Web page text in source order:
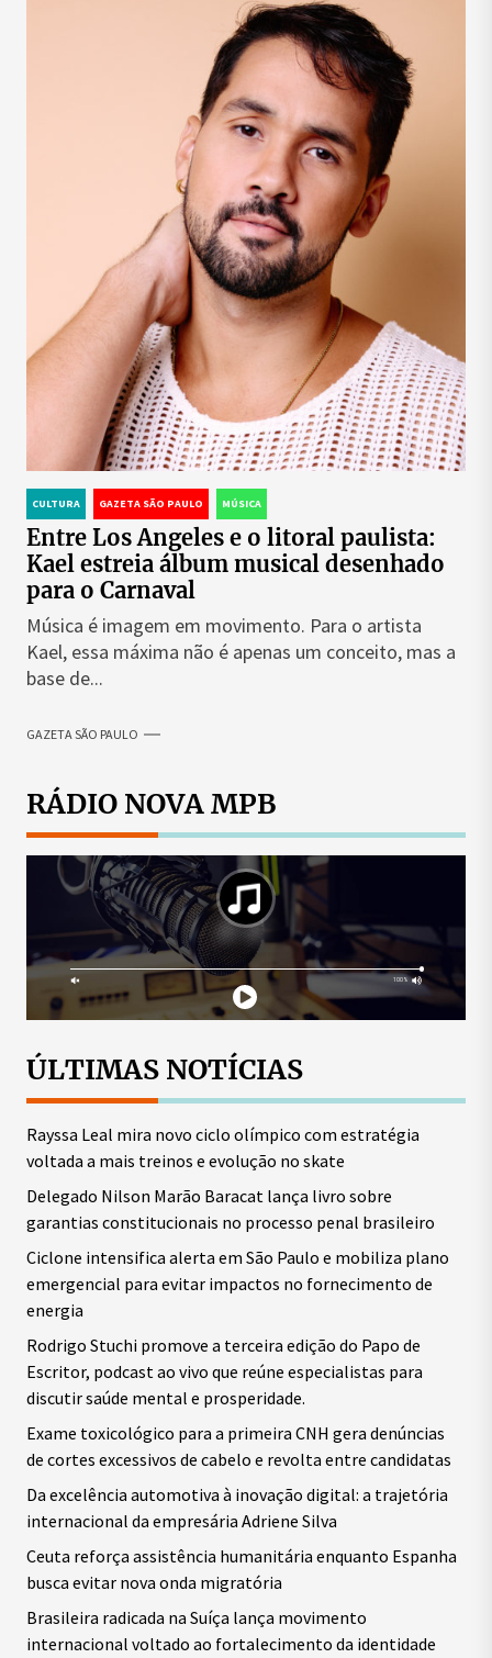
CULTURA GAZETA SÃO PAULO MÚSICA
Entre Los Angeles e o litoral paulista:
Kael estreia álbum musical desenhado
para o Carnaval
Música é imagem em movimento. Para o artista
Kael, essa máxima não é apenas um conceito, mas a
base de...
GAZETA SÃO PAULO
RÁDIO NOVA MPB
ÚLTIMAS NOTÍCIAS
Rayssa Leal mira novo ciclo olímpico com estratégia
voltada a mais treinos e evolução no skate
Delegado Nilson Marão Baracat lança livro sobre
garantias constitucionais no processo penal brasileiro
Ciclone intensifica alerta em São Paulo e mobiliza plano
emergencial para evitar impactos no fornecimento de
energia
Rodrigo Stuchi promove a terceira edição do Papo de
Escritor, podcast ao vivo que reúne especialistas para
discutir saúde mental e prosperidade.
Exame toxicológico para a primeira CNH gera denúncias
de cortes excessivos de cabelo e revolta entre candidatas
Da excelência automotiva à inovação digital: a trajetória
internacional da empresária Adriene Silva
Ceuta reforça assistência humanitária enquanto Espanha
busca evitar nova onda migratória
Brasileira radicada na Suíça lança movimento
internacional voltado ao fortalecimento da identidade